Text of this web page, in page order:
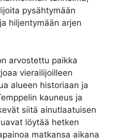
pysähtymään
hiljentymään arjen
arvostettu paikka
vierailijoilleen
alueen historiaan ja
kauneus ja
siitä ainutlaatuisen
löytää hetken
matkansa aikana